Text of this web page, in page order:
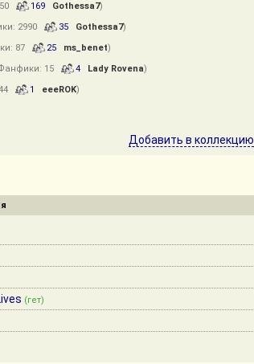
169 Gothessa7)
2990 35 Gothessa7)
87 25 ms_benet)
15 4 Lady Rovena)
1 eeeROK)
Добавить в коллекцию
(гет)